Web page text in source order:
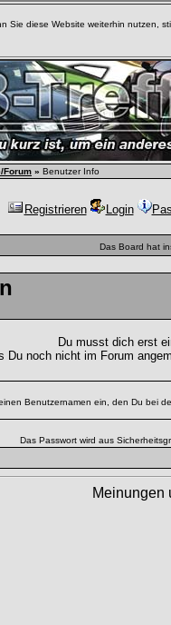
Sie diese Website weiterhin nutzen,
Forum » Benutzer Info
Registrieren Login
Das Board hat
Du musst dich erst
Du noch nicht im Forum
Benutzernamen ein, den Du bei
Das Passwort wird aus
Meinungen